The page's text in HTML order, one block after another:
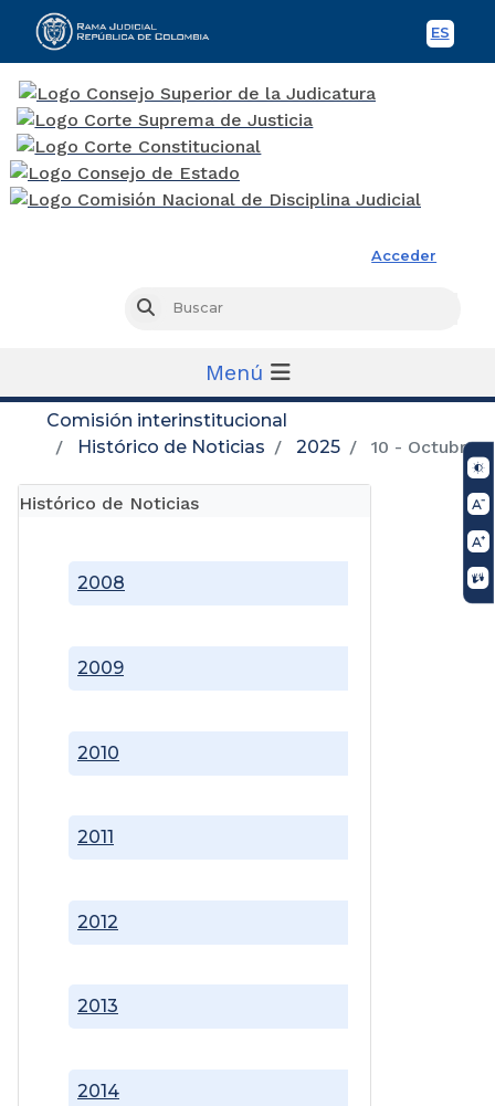
ES
Acceder
Buscar
Menú
Comisión interinstitucional
Histórico de Noticias
2025 10 - Octubre
Histórico de Noticias
2008
2009
2010
2011
2012
2013
2014